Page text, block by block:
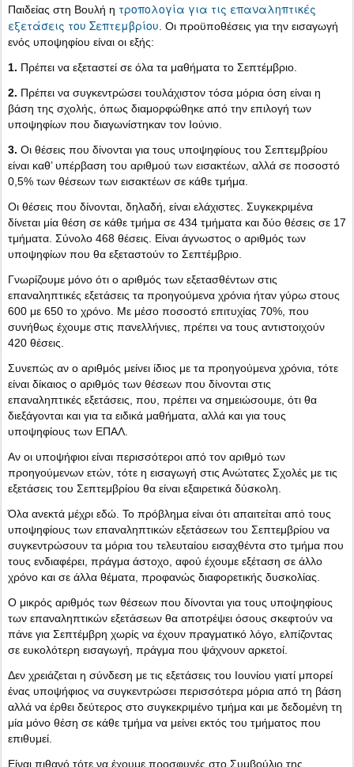
Παιδείας στη Βουλή η τροπολογία για τις επαναληπτικές
εξετάσεις του Σεπτεμβρίου . Οι προϋποθέσεις για την εισαγωγή
ενός υποψηφίου είναι οι εξής:
1. Πρέπει να εξεταστεί σε όλα τα μαθήματα το Σεπτέμβριο.
2. Πρέπει να συγκεντρώσει τουλάχιστον τόσα μόρια όση είναι η
βάση της σχολής, όπως διαμορφώθηκε από την επιλογή των
υποψηφίων που διαγωνίστηκαν τον Ιούνιο.
3. Οι θέσεις που δίνονται για τους υποψηφίους του Σεπτεμβρίου
είναι καθ’ υπέρβαση του αριθμού των εισακτέων, αλλά σε ποσοστό
0,5% των θέσεων των εισακτέων σε κάθε τμήμα.
Οι θέσεις που δίνονται, δηλαδή, είναι ελάχιστες. Συγκεκριμένα
δίνεται μία θέση σε κάθε τμήμα σε 434 τμήματα και δύο θέσεις σε 17
τμήματα. Σύνολο 468 θέσεις. Είναι άγνωστος ο αριθμός των
υποψηφίων που θα εξεταστούν το Σεπτέμβριο.
Γνωρίζουμε μόνο ότι ο αριθμός των εξετασθέντων στις
επαναληπτικές εξετάσεις τα προηγούμενα χρόνια ήταν γύρω στους
600 με 650 το χρόνο. Με μέσο ποσοστό επιτυχίας 70%, που
συνήθως έχουμε στις πανελλήνιες, πρέπει να τους αντιστοιχούν
420 θέσεις.
Συνεπώς αν ο αριθμός μείνει ίδιος με τα προηγούμενα χρόνια, τότε
είναι δίκαιος ο αριθμός των θέσεων που δίνονται στις
επαναληπτικές εξετάσεις, που, πρέπει να σημειώσουμε, ότι θα
διεξάγονται και για τα ειδικά μαθήματα, αλλά και για τους
υποψηφίους των ΕΠΑΛ.
Αν οι υποψήφιοι είναι περισσότεροι από τον αριθμό των
προηγούμενων ετών, τότε η εισαγωγή στις Ανώτατες Σχολές με τις
εξετάσεις του Σεπτεμβρίου θα είναι εξαιρετικά δύσκολη.
Όλα ανεκτά μέχρι εδώ. Το πρόβλημα είναι ότι απαιτείται από τους
υποψηφίους των επαναληπτικών εξετάσεων του Σεπτεμβρίου να
συγκεντρώσουν τα μόρια του τελευταίου εισαχθέντα στο τμήμα που
τους ενδιαφέρει, πράγμα άστοχο, αφού έχουμε εξέταση σε άλλο
χρόνο και σε άλλα θέματα, προφανώς διαφορετικής δυσκολίας.
Ο μικρός αριθμός των θέσεων που δίνονται για τους υποψηφίους
των επαναληπτικών εξετάσεων θα αποτρέψει όσους σκεφτούν να
πάνε για Σεπτέμβρη χωρίς να έχουν πραγματικό λόγο, ελπίζοντας
σε ευκολότερη εισαγωγή, πράγμα που ψάχνουν αρκετοί.
Δεν χρειάζεται η σύνδεση με τις εξετάσεις του Ιουνίου γιατί μπορεί
ένας υποψήφιος να συγκεντρώσει περισσότερα μόρια από τη βάση
αλλά να έρθει δεύτερος στο συγκεκριμένο τμήμα και με δεδομένη τη
μία μόνο θέση σε κάθε τμήμα να μείνει εκτός του τμήματος που
επιθυμεί.
Είναι πιθανό τότε να έχουμε προσφυγές στο Συμβούλιο της